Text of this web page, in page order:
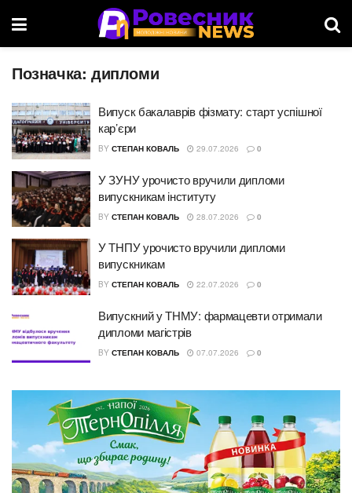
Позначка: дипломи
Випуск бакалаврів фізмату: старт успішної
кар’єри
BY СТЕПАН КОВАЛЬ 29.07.2026 0
У ЗУНУ урочисто вручили дипломи
випускникам інституту
BY СТЕПАН КОВАЛЬ 28.07.2026 0
У ТНПУ урочисто вручили дипломи
випускникам
BY СТЕПАН КОВАЛЬ 22.07.2026 0
Випускний у ТНМУ: фармацевти отримали
дипломи магістрів
BY СТЕПАН КОВАЛЬ 07.07.2026 0